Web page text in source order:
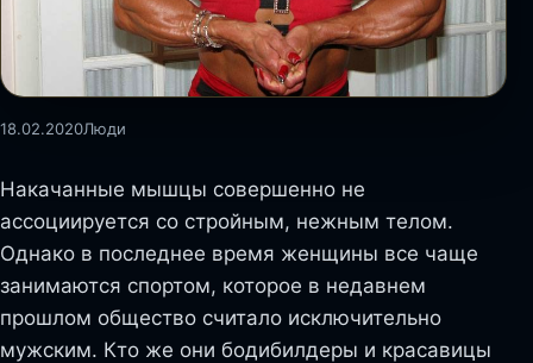
18.02.2020Люди
Накачанные мышцы совершенно не
ассоциируется со стройным, нежным телом.
Однако в последнее время женщины все чаще
занимаются спортом, которое в недавнем
прошлом общество считало исключительно
мужским. Кто же они бодибилдеры и красавицы